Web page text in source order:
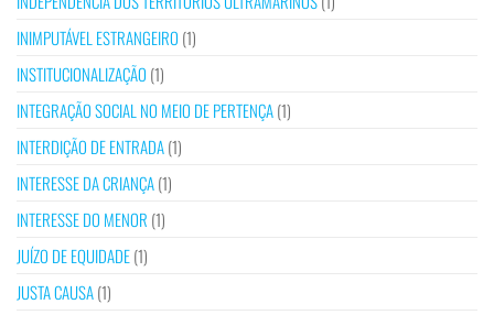
INIMPUTÁVEL ESTRANGEIRO (1)
INSTITUCIONALIZAÇÃO (1)
INTEGRAÇÃO SOCIAL NO MEIO DE PERTENÇA(1)
INTERDIÇÃO DE ENTRADA(1)
INTERESSE DA CRIANÇA(1)
INTERESSE DO MENOR (1)
JUÍZO DE EQUIDADE(1)
JUSTA CAUSA(1)